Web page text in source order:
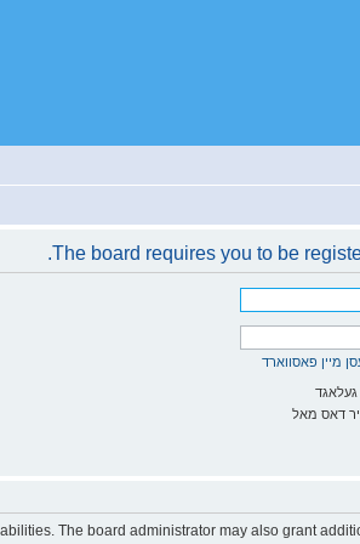
The board requires you to be
מיין פאסווארד
געלאגד
דאס מאל
The board administrator may also grant